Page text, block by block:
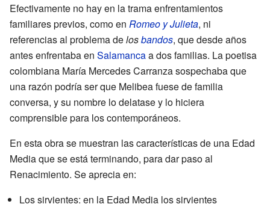
Efectivamente no hay en la trama enfrentamientos
familiares previos, como en Romeo y Julieta, ni
referencias al problema delosbandos, que desde años
antes enfrentaba en Salamancaa dos familias. La poetisa
colombiana María Mercedes Carranza sospechaba que
una razón podría ser que Melibea fuese de familia
conversa, y su nombre lo delatase y lo hiciera
comprensible para los contemporáneos.
En esta obra se muestran las características de una Edad
Media que se está terminando, para dar paso al
Renacimiento. Se aprecia en:
Los sirvientes: en la Edad Media los sirvientes